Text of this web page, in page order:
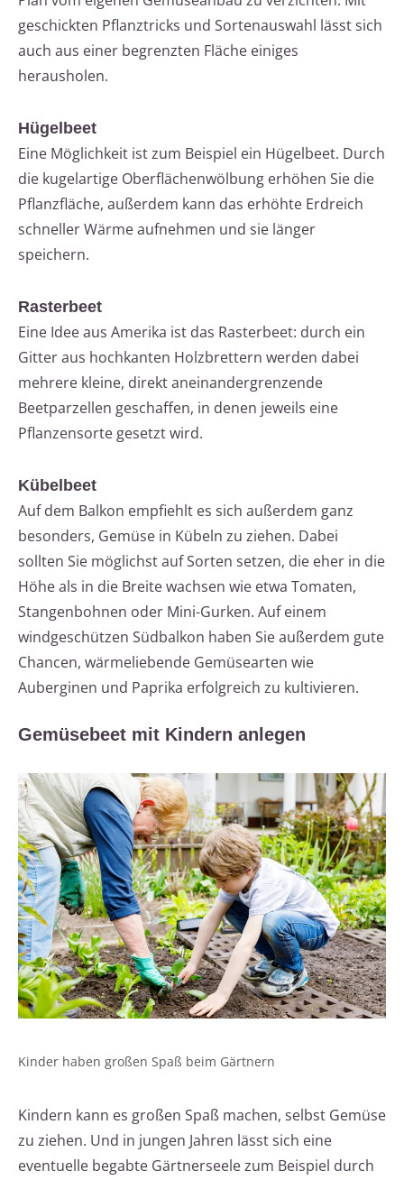
geschickten Pflanztricks und Sortenauswahl lässt sich
auch aus einer begrenzten Fläche einiges
herausholen.
Hügelbeet
Eine Möglichkeit ist zum Beispiel ein Hügelbeet. Durch
die kugelartige Oberflächenwölbung erhöhen Sie die
Pflanzfläche, außerdem kann das erhöhte Erdreich
schneller Wärme aufnehmen und sie länger
speichern.
Rasterbeet
Eine Idee aus Amerika ist das Rasterbeet: durch ein
Gitter aus hochkanten Holzbrettern werden dabei
mehrere kleine, direkt aneinandergrenzende
Beetparzellen geschaffen, in denen jeweils eine
Pflanzensorte gesetzt wird.
Kübelbeet
Auf dem Balkon empfiehlt es sich außerdem ganz
besonders, Gemüse in Kübeln zu ziehen. Dabei
sollten Sie möglichst auf Sorten setzen, die eher in die
Höhe als in die Breite wachsen wie etwa Tomaten,
Stangenbohnen oder Mini-Gurken. Auf einem
windgeschützen Südbalkon haben Sie außerdem gute
Chancen, wärmeliebende Gemüsearten wie
Auberginen und Paprika erfolgreich zu kultivieren.
Gemüsebeet mit Kindern anlegen
Kinder haben großen Spaß beim Gärtnern
Kindern kann es großen Spaß machen, selbst Gemüse
zu ziehen. Und in jungen Jahren lässt sich eine
eventuelle begabte Gärtnerseele zum Beispiel durch